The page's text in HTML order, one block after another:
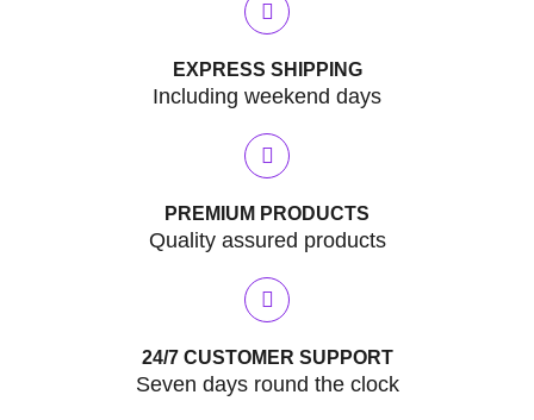
EXPRESS SHIPPING
Including weekend days
PREMIUM PRODUCTS
Quality assured products
24/7 CUSTOMER SUPPORT
Seven days round the clock